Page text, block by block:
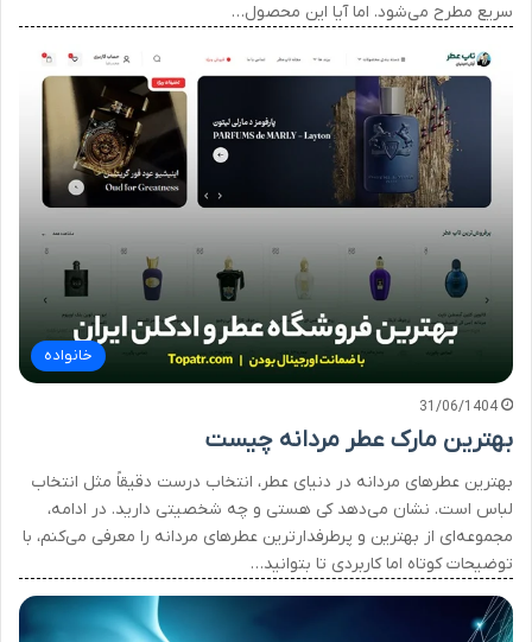
سریع مطرح می‌شود. اما آیا این محصول…
خانواده
31/06/1404
بهترین مارک عطر مردانه چیست
بهترین عطرهای مردانه در دنیای عطر، انتخاب درست دقیقاً مثل انتخاب
لباس است. نشان می‌دهد کی هستی و چه شخصیتی دارید. در ادامه،
مجموعه‌ای از بهترین و پرطرفدارترین عطرهای مردانه را معرفی می‌کنم، با
توضیحات کوتاه اما کاربردی تا بتوانید…